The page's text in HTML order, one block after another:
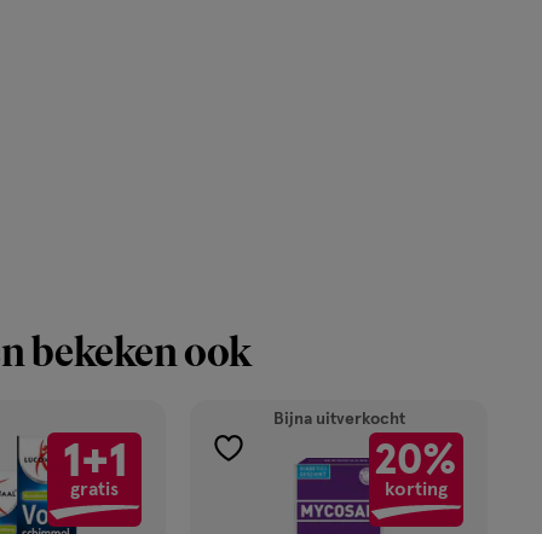
bekeken ook
1+1
gratis
Bijna uitverkocht
20%
korting
toevoegen
verlanglijst